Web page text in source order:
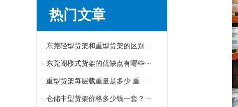
热门文章
· 东莞轻型货架和重型货架的区别···
· 东莞阁楼式货架的优缺点有哪些···
· 重型货架每层载重量是多少 重···
· 仓储中型货架价格多少钱一套？···